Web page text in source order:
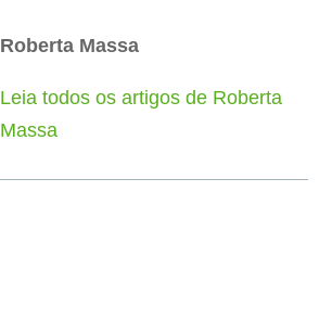
Roberta Massa
Leia todos os artigos de Roberta
Massa